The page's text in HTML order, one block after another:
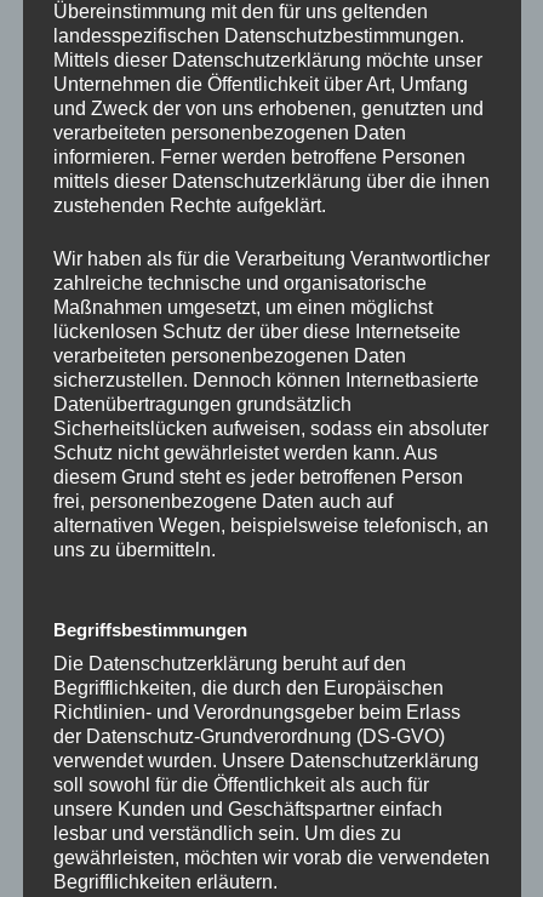
Eine Kündigung, ob selbst gewählt oder ungewollt,
kann der Beginn einer wunderbaren Reise sein. Indem
wir uns auf unsere innere Stimme besinnen und
unseren inneren Ruf folgen, können wir nicht nur
berufliche Erfüllung, sondern auch ein tiefes Gefühl
von Freiheit und Zufriedenheit finden.
zu gestalten und das zu tun, was uns wirklich glücklich
macht.
Nutze die Chance auf ein Synergy-Gespräch
Nutze auch das kostenloseSynergyGespräch,
gemeinsam schauen wir, wonach es dich ruft. Die
richtigen Fragen lenken unseren Fokus auf das, was wir
wirklich wollen, und wenn du das für dich klar hast,
dann ist alles möglich. Schreibe in die Kommentare
#InnererRuf #Selbstfindung #BeruflicheErfüllung
#Achtsamkeit #Lebensfreude#SynergyGespräch
#FreiheitErleben#PersönlichesWachstum #Inspiration
#Aufgabeimleben#sinnimleben #Sinn
Suchen
Übereinstimmung mit den für uns geltenden
landesspezifischen Datenschutzbestimmungen.
Mittels dieser Datenschutzerklärung möchte unser
Unternehmen die Öffentlichkeit über Art, Umfang
und Zweck der von uns erhobenen, genutzten und
verarbeiteten personenbezogenen Daten
informieren. Ferner werden betroffene Personen
mittels dieser Datenschutzerklärung über die ihnen
zustehenden Rechte aufgeklärt.
Wir haben als für die Verarbeitung Verantwortlicher
zahlreiche technische und organisatorische
Maßnahmen umgesetzt, um einen möglichst
lückenlosen Schutz der über diese Internetseite
verarbeiteten personenbezogenen Daten
sicherzustellen. Dennoch können Internetbasierte
Datenübertragungen grundsätzlich
Sicherheitslücken aufweisen, sodass ein absoluter
Schutz nicht gewährleistet werden kann. Aus
diesem Grund steht es jeder betroffenen Person
frei, personenbezogene Daten auch auf
alternativen Wegen, beispielsweise telefonisch, an
uns zu übermitteln.
Begriffsbestimmungen
Die Datenschutzerklärung beruht auf den
Begrifflichkeiten, die durch den Europäischen
Richtlinien- und Verordnungsgeber beim Erlass
der Datenschutz-Grundverordnung (DS-GVO)
verwendet wurden. Unsere Datenschutzerklärung
soll sowohl für die Öffentlichkeit als auch für
unsere Kunden und Geschäftspartner einfach
lesbar und verständlich sein. Um dies zu
gewährleisten, möchten wir vorab die verwendeten
Begrifflichkeiten erläutern.